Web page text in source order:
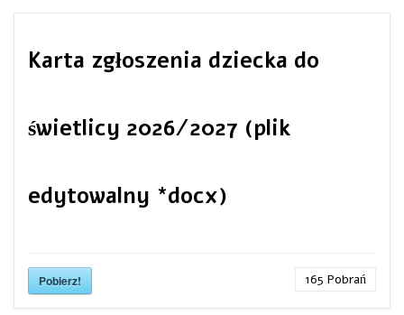
Karta zgłoszenia dziecka do
świetlicy 2026/2027 (plik
edytowalny *docx)
Pobierz! 165 Pobrań